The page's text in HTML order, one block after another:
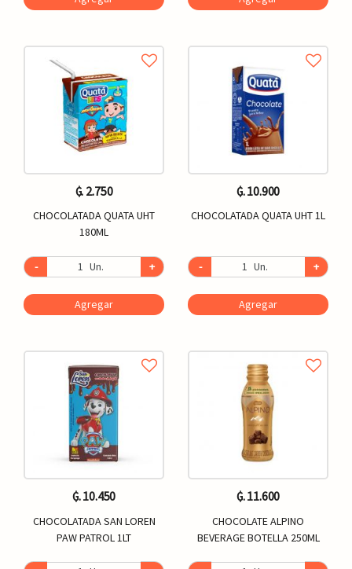
₲. 2.750
CHOCOLATADA QUATA UHT
180ML
- Un. +
Agregar
₲. 10.900
CHOCOLATADA QUATA UHT 1L
- Un. +
Agregar
₲. 10.450
CHOCOLATADA SAN LOREN
PAW PATROL 1LT
₲. 11.600
CHOCOLATE ALPINO
BEVERAGE BOTELLA 250ML